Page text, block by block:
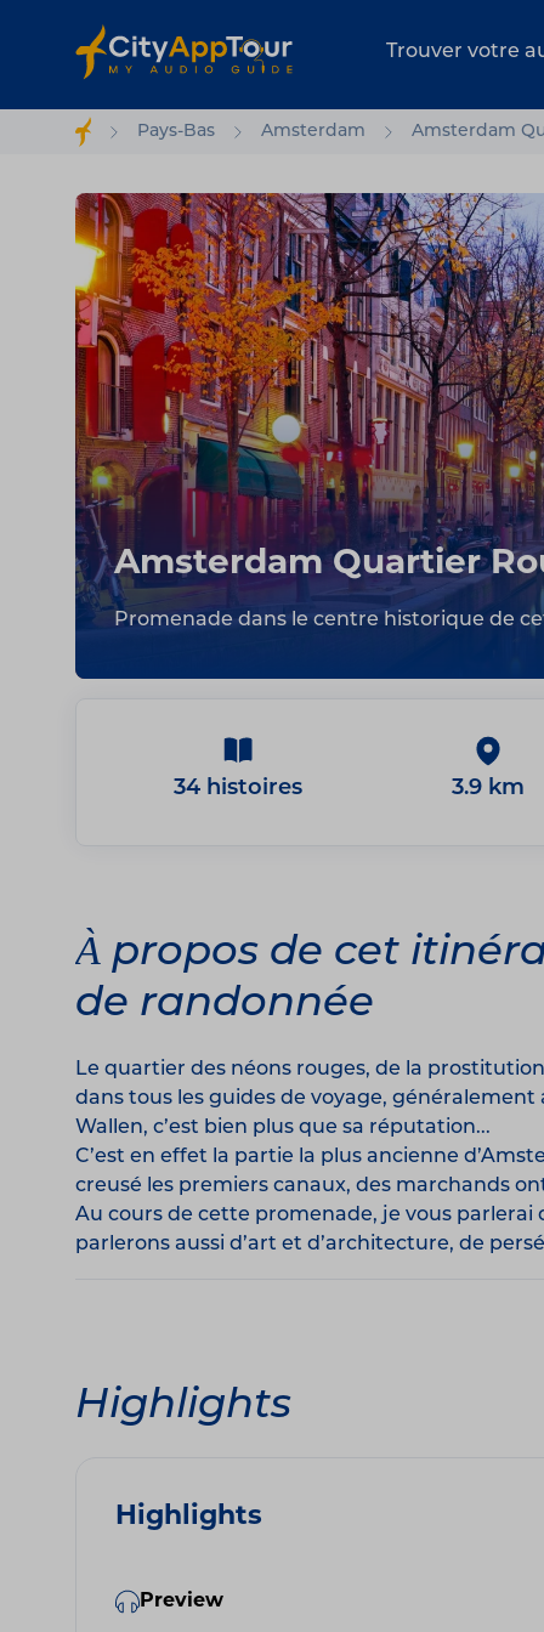
Trouver votre
Pays-Bas Amsterdam Amsterdam
Amsterdam Quartier
Promenade dans le centre historique de
34 histoires 3.9 km
À propos de cet
de randonnée
Le quartier des néons rouges, de la
dans tous les guides de voyage,
Wallen, c’est bien plus que sa réputation...
C’est en effet la partie la plus ancienne
creusé les premiers canaux, des marchands
Au cours de cette promenade, je vous parlerai
parlerons aussi d’art et d’architecture, de
Highlights
Highlights
Preview